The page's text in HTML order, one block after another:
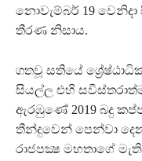
නොවැම්බර් 19
තීරණ නිසාය.
ගතවූ සතියේ
සියල්ල එහි
ඇරඹුණේ 2019 බදු
තීන්දුවෙන් පෙන්වා
රාජපක්‍ෂ මහතාගේ